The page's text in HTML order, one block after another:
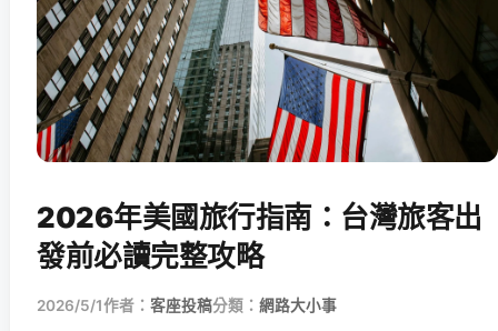
2026年美國旅行指南：台灣旅客出
發前必讀完整攻略
2026/5/1作者： 客座投稿分類： 網路大小事